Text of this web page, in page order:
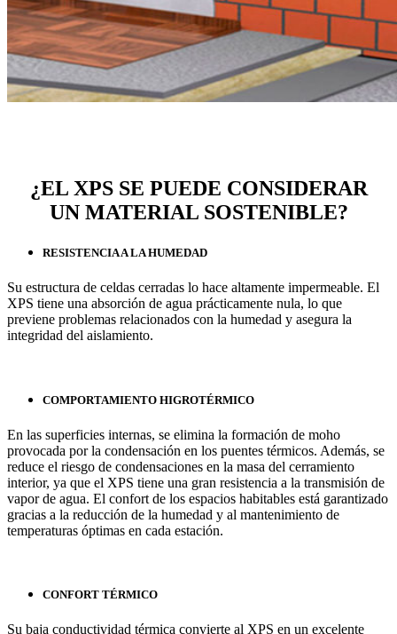
¿EL XPS SE PUEDE CONSIDERAR
UN MATERIAL SOSTENIBLE?
RESISTENCIA A LA HUMEDAD
Su estructura de celdas cerradas lo hace altamente impermeable. El
XPS tiene una absorción de agua prácticamente nula, lo que
previene problemas relacionados con la humedad y asegura la
integridad del aislamiento.
COMPORTAMIENTO HIGROTÉRMICO
En las superficies internas, se elimina la formación de moho
provocada por la condensación en los puentes térmicos. Además, se
reduce el riesgo de condensaciones en la masa del cerramiento
interior, ya que el XPS tiene una gran resistencia a la transmisión de
vapor de agua. El confort de los espacios habitables está garantizado
gracias a la reducción de la humedad y al mantenimiento de
temperaturas óptimas en cada estación.
CONFORT TÉRMICO
Su baja conductividad térmica convierte al XPS en un excelente